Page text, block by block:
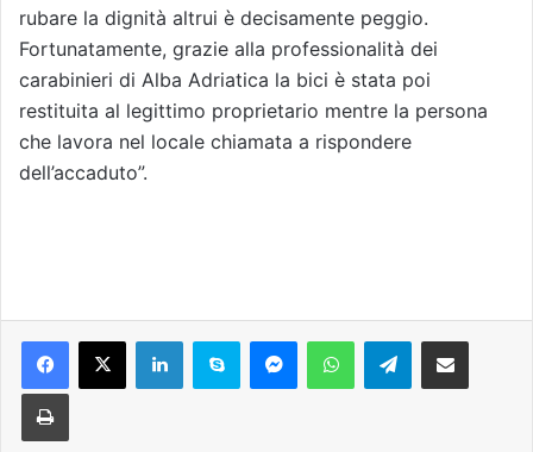
rubare la dignità altrui è decisamente peggio.
Fortunatamente, grazie alla professionalità dei
carabinieri di Alba Adriatica la bici è stata poi
restituita al legittimo proprietario mentre la persona
che lavora nel locale chiamata a rispondere
dell’accaduto”.
Telegram